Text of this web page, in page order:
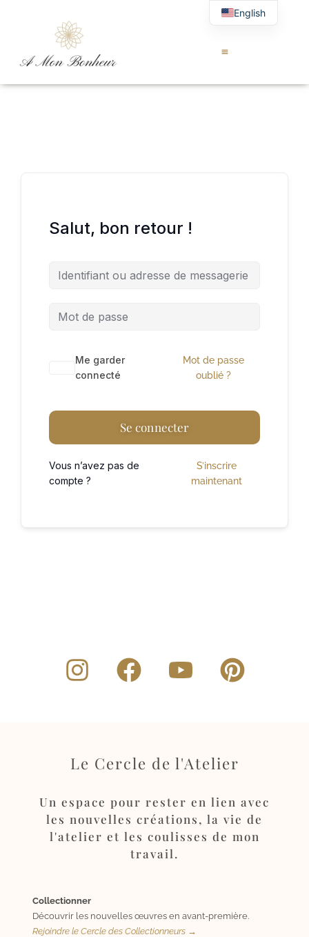
Salut, bon retour !
e
a
Me garder
connecté
Mot de passe
oublié ?
Se connecter
Vous n’avez pas de
compte ?
S’inscrire
maintenant
Le Cercle de l'Atelier
Un espace pour rester en lien avec
les nouvelles créations, la vie de
l'atelier et les coulisses de mon
travail.
Collectionner
Découvrir les nouvelles œuvres en avant-première.
Rejoindre le Cercle des Collectionneurs →
English